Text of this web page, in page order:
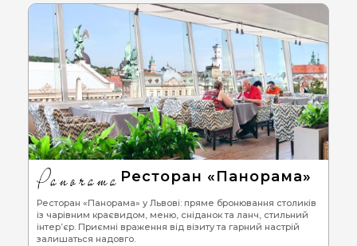
Ресторан «Панорама»
Ресторан «Панорама» у Львові: пряме бронювання столиків
із чарівним краєвидом, меню, сніданок та ланч, стильний
інтер’єр. Приємні враження від візиту та гарний настрій
залишаться надовго.